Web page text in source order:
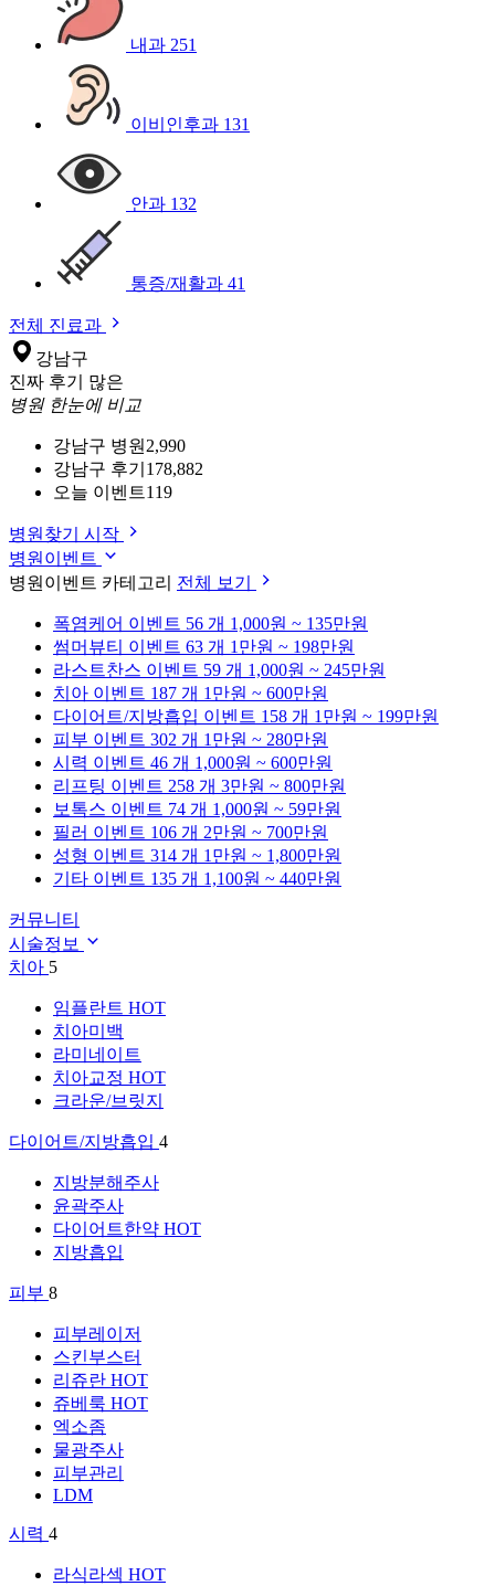
내과 251
이비인후과 131
안과 132
통증/재활과 41
전체 진료과
강남구
진짜 후기 많은
병원 한눈에 비교
강남구 병원 2,990
강남구 후기 178,882
오늘 이벤트119
병원찾기 시작
병원이벤트
병원이벤트 카테고리 전체 보기
폭염케어 이벤트 56 개 1,000원 ~ 135만원
썸머뷰티 이벤트 63 개 1만원 ~ 198만원
라스트찬스 이벤트 59 개 1,000원 ~ 245만원
치아 이벤트 187 개 1만원 ~ 600만원
다이어트/지방흡입 이벤트 158 개 1만원 ~ 199만원
피부 이벤트 302 개 1만원 ~ 280만원
시력 이벤트 46 개 1,000원 ~ 600만원
리프팅 이벤트 258 개 3만원 ~ 800만원
보톡스 이벤트 74 개 1,000원 ~ 59만원
필러 이벤트 106 개 2만원 ~ 700만원
성형 이벤트 314 개 1만원 ~ 1,800만원
기타 이벤트 135 개 1,100원 ~ 440만원
커뮤니티
시술정보
치아 5
임플란트 HOT
치아미백
라미네이트
치아교정 HOT
크라운/브릿지
다이어트/지방흡입 4
지방분해주사
윤곽주사
다이어트한약 HOT
지방흡입
피부 8
피부레이저
스킨부스터
리쥬란 HOT
쥬베룩 HOT
엑소좀
물광주사
피부관리
LDM
시력 4
라식라섹 HOT